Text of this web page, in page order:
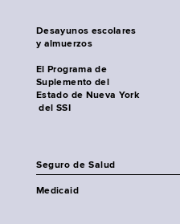
Desayunos escolares
y almuerzos
El Programa de
Suplemento del
Estado de Nueva York
del SSI
Seguro de Salud
Medicaid